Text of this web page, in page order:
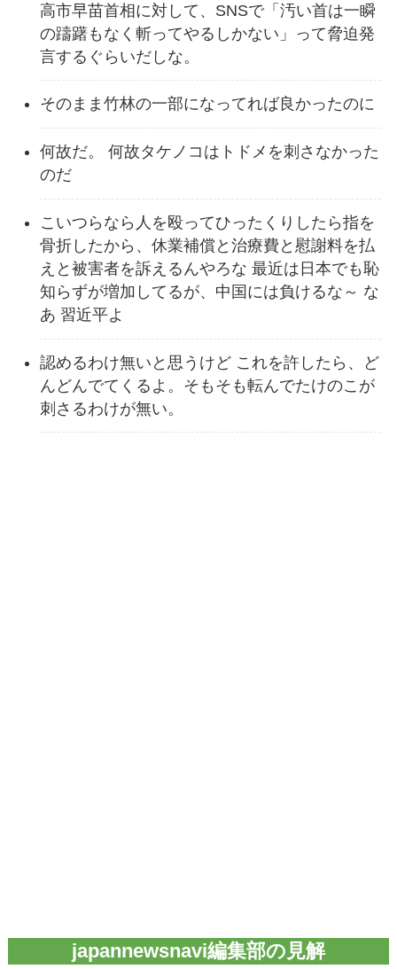
高市早苗首相に対して、SNSで「汚い首は一瞬
の躊躇もなく斬ってやるしかない」って脅迫発
言するぐらいだしな。
そのまま竹林の一部になってれば良かったのに
何故だ。 何故タケノコはトドメを刺さなかった
のだ
こいつらなら人を殴ってひったくりしたら指を
骨折したから、休業補償と治療費と慰謝料を払
えと被害者を訴えるんやろな 最近は日本でも恥
知らずが増加してるが、中国には負けるな～ な
あ 習近平よ
認めるわけ無いと思うけど これを許したら、ど
んどんでてくるよ。そもそも転んでたけのこが
刺さるわけが無い。
japannewsnavi編集部の見解